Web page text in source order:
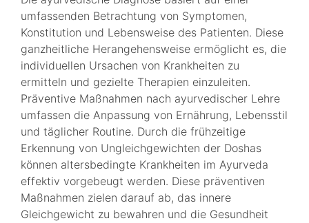
umfassenden Betrachtung von Symptomen,
Konstitution und Lebensweise des Patienten. Diese
ganzheitliche Herangehensweise ermöglicht es, die
individuellen Ursachen von Krankheiten zu
ermitteln und gezielte Therapien einzuleiten.
Präventive Maßnahmen nach ayurvedischer Lehre
umfassen die Anpassung von Ernährung, Lebensstil
und täglicher Routine. Durch die frühzeitige
Erkennung von Ungleichgewichten der Doshas
können altersbedingte Krankheiten im Ayurveda
effektiv vorgebeugt werden. Diese präventiven
Maßnahmen zielen darauf ab, das innere
Gleichgewicht zu bewahren und die Gesundheit